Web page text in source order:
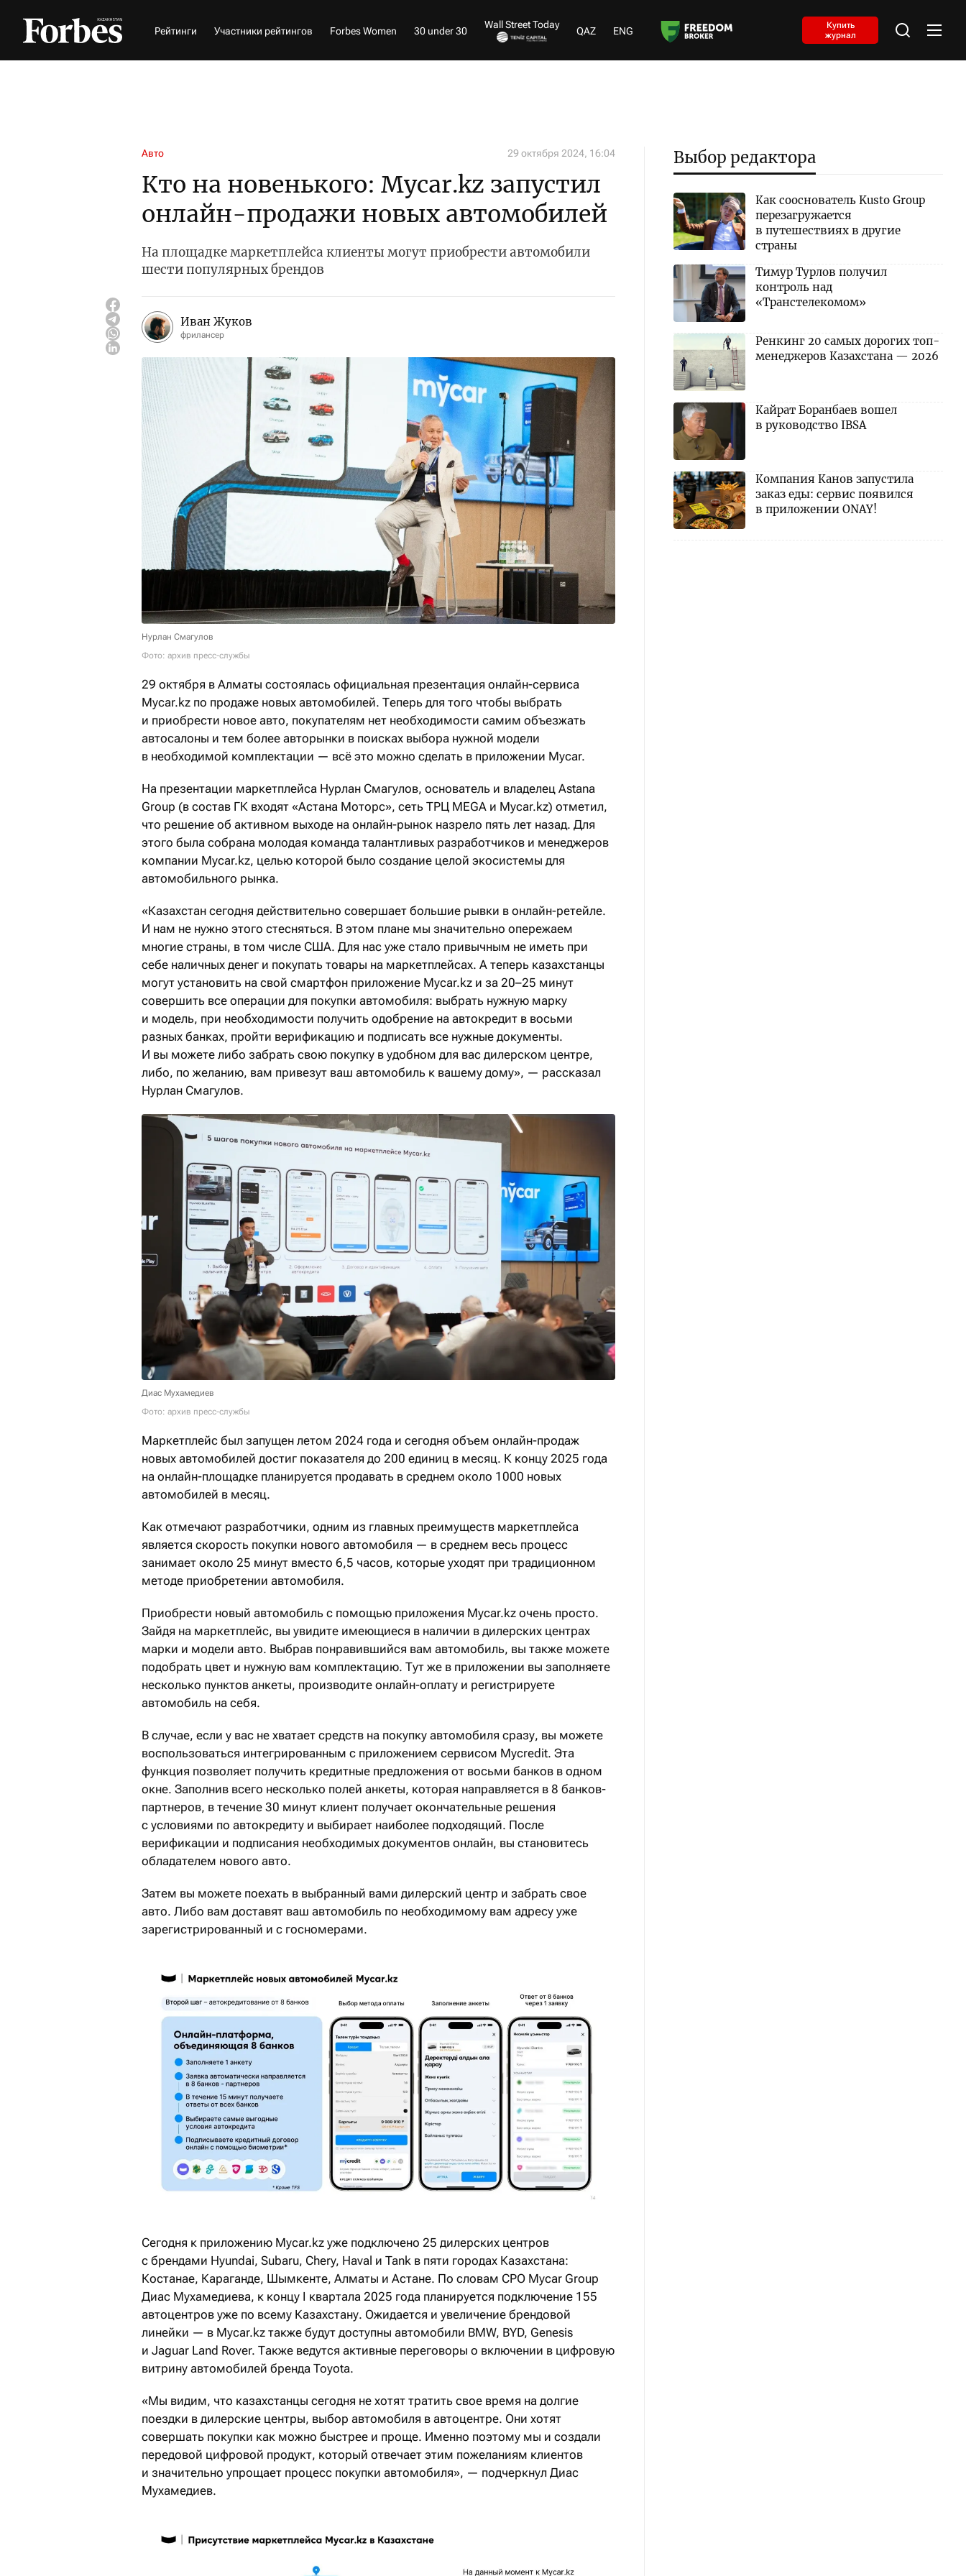
Рейтинги Участники рейтингов Forbes Women 30 under 30
Wall Street Today
QAZ ENG
Купить
журнал
Авто 29 октября 2024, 16:04
Кто на новенького: Mycar.kz запустил
онлайн-продажи новых автомобилей
На площадке маркетплейса клиенты могут приобрести автомобили
шести популярных брендов
Иван Жуков
фрилансер
Нурлан Смагулов
Фото: архив пресс-службы
29 октября в Алматы состоялась официальная презентация онлайн-сервиса
Mycar.kz по продаже новых автомобилей. Теперь для того чтобы выбрать
и приобрести новое авто, покупателям нет необходимости самим объезжать
автосалоны и тем более авторынки в поисках выбора нужной модели
в необходимой комплектации — всё это можно сделать в приложении Mycar.
На презентации маркетплейса Нурлан Смагулов, основатель и владелец Astana
Group (в состав ГК входят «Астана Моторс», сеть ТРЦ MEGA и Mycar.kz) отметил,
что решение об активном выходе на онлайн-рынок назрело пять лет назад. Для
этого была собрана молодая команда талантливых разработчиков и менеджеров
компании Mycar.kz, целью которой было создание целой экосистемы для
автомобильного рынка.
«Казахстан сегодня действительно совершает большие рывки в онлайн-ретейле.
И нам не нужно этого стесняться. В этом плане мы значительно опережаем
многие страны, в том числе США. Для нас уже стало привычным не иметь при
себе наличных денег и покупать товары на маркетплейсах. А теперь казахстанцы
могут установить на свой смартфон приложение Mycar.kz и за 20–25 минут
совершить все операции для покупки автомобиля: выбрать нужную марку
и модель, при необходимости получить одобрение на автокредит в восьми
разных банках, пройти верификацию и подписать все нужные документы.
И вы можете либо забрать свою покупку в удобном для вас дилерском центре,
либо, по желанию, вам привезут ваш автомобиль к вашему дому», — рассказал
Нурлан Смагулов.
Диас Мухамедиев
Фото: архив пресс-службы
Маркетплейс был запущен летом 2024 года и сегодня объем онлайн-продаж
новых автомобилей достиг показателя до 200 единиц в месяц. К концу 2025 года
на онлайн-площадке планируется продавать в среднем около 1000 новых
автомобилей в месяц.
Как отмечают разработчики, одним из главных преимуществ маркетплейса
является скорость покупки нового автомобиля — в среднем весь процесс
занимает около 25 минут вместо 6,5 часов, которые уходят при традиционном
методе приобретении автомобиля.
Приобрести новый автомобиль с помощью приложения Mycar.kz очень просто.
Зайдя на маркетплейс, вы увидите имеющиеся в наличии в дилерских центрах
марки и модели авто. Выбрав понравившийся вам автомобиль, вы также можете
подобрать цвет и нужную вам комплектацию. Тут же в приложении вы заполняете
несколько пунктов анкеты, производите онлайн-оплату и регистрируете
автомобиль на себя.
В случае, если у вас не хватает средств на покупку автомобиля сразу, вы можете
воспользоваться интегрированным с приложением сервисом Mycredit. Эта
функция позволяет получить кредитные предложения от восьми банков в одном
окне. Заполнив всего несколько полей анкеты, которая направляется в 8 банков-
партнеров, в течение 30 минут клиент получает окончательные решения
с условиями по автокредиту и выбирает наиболее подходящий. После
верификации и подписания необходимых документов онлайн, вы становитесь
обладателем нового авто.
Затем вы можете поехать в выбранный вами дилерский центр и забрать свое
авто. Либо вам доставят ваш автомобиль по необходимому вам адресу уже
зарегистрированный и с госномерами.
Сегодня к приложению Mycar.kz уже подключено 25 дилерских центров
с брендами Hyundai, Subaru, Chery, Haval и Tank в пяти городах Казахстана:
Костанае, Караганде, Шымкенте, Алматы и Астане. По словам CPO Mycar Group
Диас Мухамедиева, к концу I квартала 2025 года планируется подключение 155
автоцентров уже по всему Казахстану. Ожидается и увеличение брендовой
линейки — в Mycar.kz также будут доступны автомобили BMW, BYD, Genesis
и Jaguar Land Rover. Также ведутся активные переговоры о включении в цифровую
витрину автомобилей бренда Toyota.
«Мы видим, что казахстанцы сегодня не хотят тратить свое время на долгие
поездки в дилерские центры, выбор автомобиля в автоцентре. Они хотят
совершать покупки как можно быстрее и проще. Именно поэтому мы и создали
передовой цифровой продукт, который отвечает этим пожеланиям клиентов
и значительно упрощает процесс покупки автомобиля», — подчеркнул Диас
Мухамедиев.
Выбор редактора
Как сооснователь Kusto Group
перезагружается
в путешествиях в другие
страны
Тимур Турлов получил
контроль над
«Транстелекомом»
Ренкинг 20 самых дорогих топ-
менеджеров Казахстана — 2026
Кайрат Боранбаев вошел
в руководство IBSA
Компания Канов запустила
заказ еды: сервис появился
в приложении ONAY!